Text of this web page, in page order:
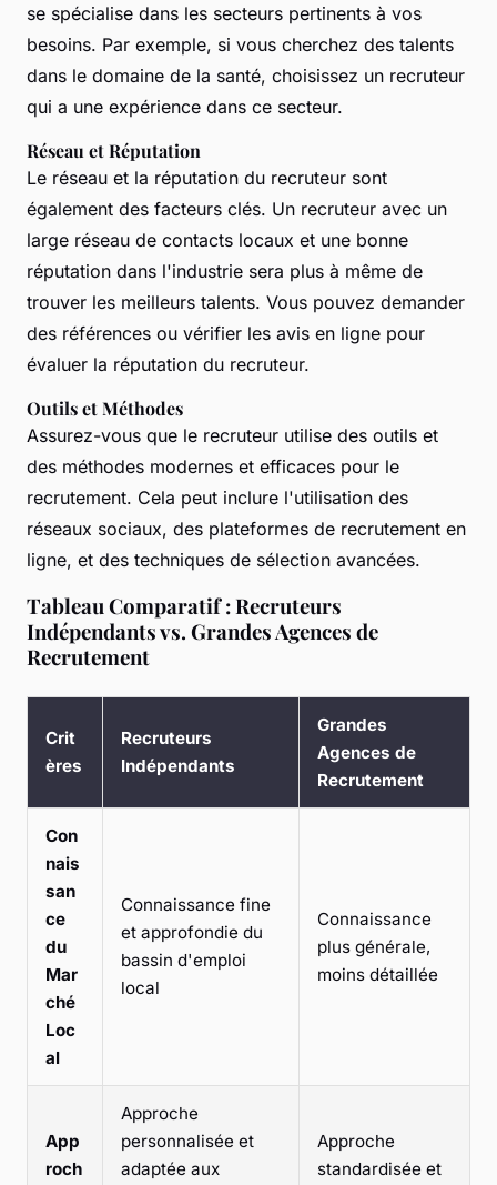
se spécialise dans les secteurs pertinents à vos
besoins. Par exemple, si vous cherchez des talents
dans le domaine de la santé, choisissez un recruteur
qui a une expérience dans ce secteur.
Réseau et Réputation
Le réseau et la réputation du recruteur sont
également des facteurs clés. Un recruteur avec un
large réseau de contacts locaux et une bonne
réputation dans l'industrie sera plus à même de
trouver les meilleurs talents. Vous pouvez demander
des références ou vérifier les avis en ligne pour
évaluer la réputation du recruteur.
Outils et Méthodes
Assurez-vous que le recruteur utilise des outils et
des méthodes modernes et efficaces pour le
recrutement. Cela peut inclure l'utilisation des
réseaux sociaux, des plateformes de recrutement en
ligne, et des techniques de sélection avancées.
Tableau Comparatif : Recruteurs
Indépendants vs. Grandes Agences de
Recrutement
Crit
ères
Recruteurs
Indépendants
Grandes
Agences de
Recrutement
Con
nais
san
ce
du
Mar
ché
Loc
al
Connaissance fine
et approfondie du
bassin d'emploi
local
Connaissance
plus générale,
moins détaillée
App
roch
Approche
personnalisée et
adaptée aux
Approche
standardisée et